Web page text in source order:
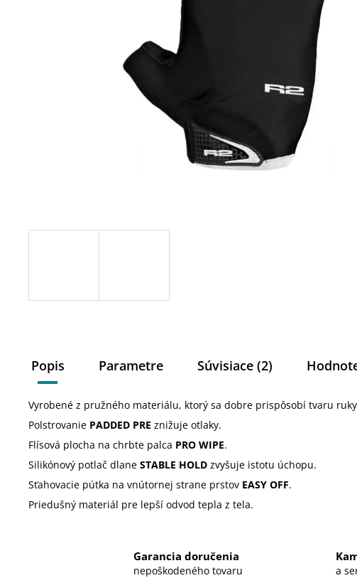
Popis Parametre Súvisiace (2)
Vyrobené z pružného materiálu, ktorý sa dobre prispôsobí tvaru
Polstrovanie PADDED PRE znižuje otlaky.
Flísová plocha na chrbte palca PRO WIPE.
Silikónový potlač dlane STABLE HOLD zvyšuje istotu úchopu.
Sťahovacie pútka na vnútornej strane prstov EASY OFF.
Priedušný materiál pre lepší odvod tepla z tela.
Garancia doručenia
nepoškodeného tovaru a